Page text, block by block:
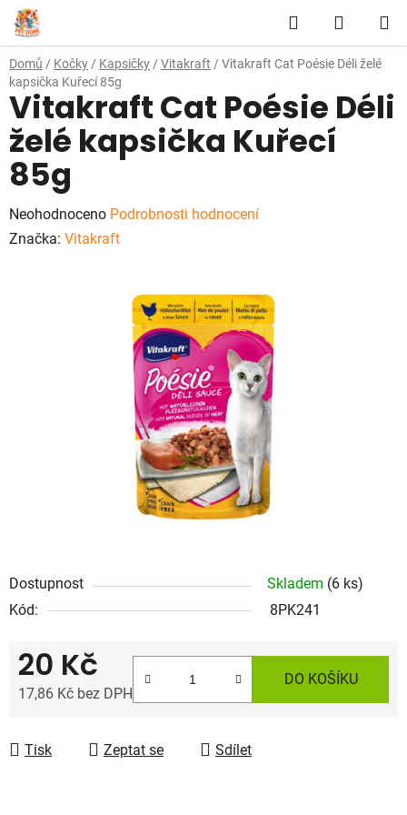
Přejít
na
obsah
Hledat
KOŠÍK
Domů / Kočky / Kapsičky / Vitakraft / Vitakraft Cat Poésie Déli želé
kapsička Kuřecí 85g
Dostupnost Skladem (6 ks)
Kód:
8PK241
20 Kč
17,86 Kč bez DPH
DO KOŠÍKU
Tisk Zeptat se Sdílet
Vitakraft Cat Poésie Déli
želé kapsička Kuřecí
85g
Průměrné
hodnocení
Neohodnoceno Podrobnosti hodnocení
Značka: Vitakraft